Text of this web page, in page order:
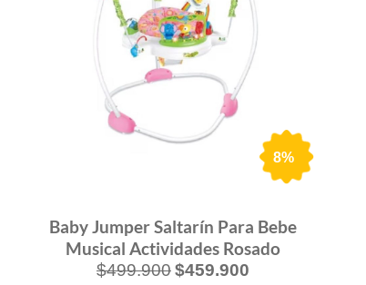
8%
Baby Jumper Saltarín Para Bebe
Musical Actividades Rosado
$499.900$459.900